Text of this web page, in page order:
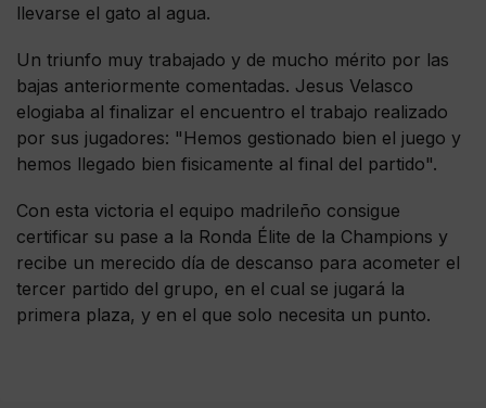
llevarse el gato al agua.
Un triunfo muy trabajado y de mucho mérito por las
bajas anteriormente comentadas. Jesus Velasco
elogiaba al finalizar el encuentro el trabajo realizado
por sus jugadores: "Hemos gestionado bien el juego y
hemos llegado bien fisicamente al final del partido".
Con esta victoria el equipo madrileño consigue
certificar su pase a la Ronda Élite de la Champions y
recibe un merecido día de descanso para acometer el
tercer partido del grupo, en el cual se jugará la
primera plaza, y en el que solo necesita un punto.